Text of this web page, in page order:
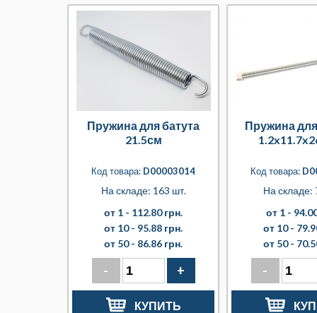
Пружина для батута
21.5см
Код товара: D00003014
На складе: 163 шт.
от 1 - 112.80 грн.
от 10 - 95.88 грн.
от 50 - 86.86 грн.
- +
КУПИТЬ
Пружина
Код товара:
На складе:
от 1 -
от 10 -
от 50 -
-